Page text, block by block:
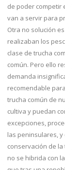
de poder competir
van a servir para
Otra no solución
realizaban los
clase de trucha
común. Pero ello
demanda
recomendable
trucha común de
cultiva y puedan
excepciones,
las peninsulares,
conservación de
no se hibrida con